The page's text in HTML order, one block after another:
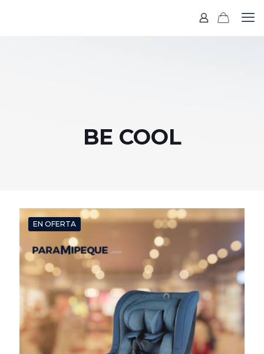
BE COOL
EN OFERTA